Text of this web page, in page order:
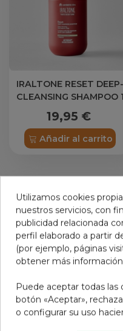
IRALTONE RESET DEEP-
CLEANSING SHAMPOO 1
BOTELLA 250 ML
19,95 €
Añadir al carrito
Utilizamos cookies
nuestros servicios, con
publicidad relacionada
perfil elaborado a partir
(por ejemplo, páginas
obtener más
Puede aceptar todas las
botón «Aceptar»,
o configurar su uso